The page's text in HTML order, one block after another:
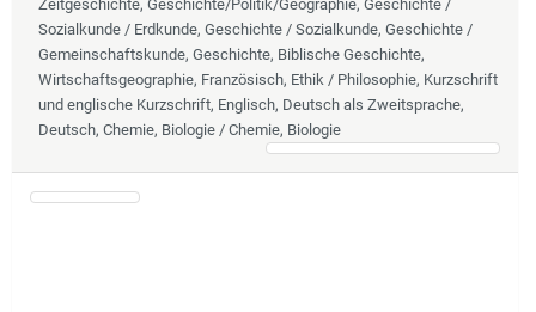
Zeitgeschichte, Geschichte/Politik/Geographie, Geschichte /
Sozialkunde / Erdkunde, Geschichte / Sozialkunde, Geschichte /
Gemeinschaftskunde, Geschichte, Biblische Geschichte,
Wirtschaftsgeographie, Französisch, Ethik / Philosophie, Kurzschrift
und englische Kurzschrift, Englisch, Deutsch als Zweitsprache,
Deutsch, Chemie, Biologie / Chemie, Biologie